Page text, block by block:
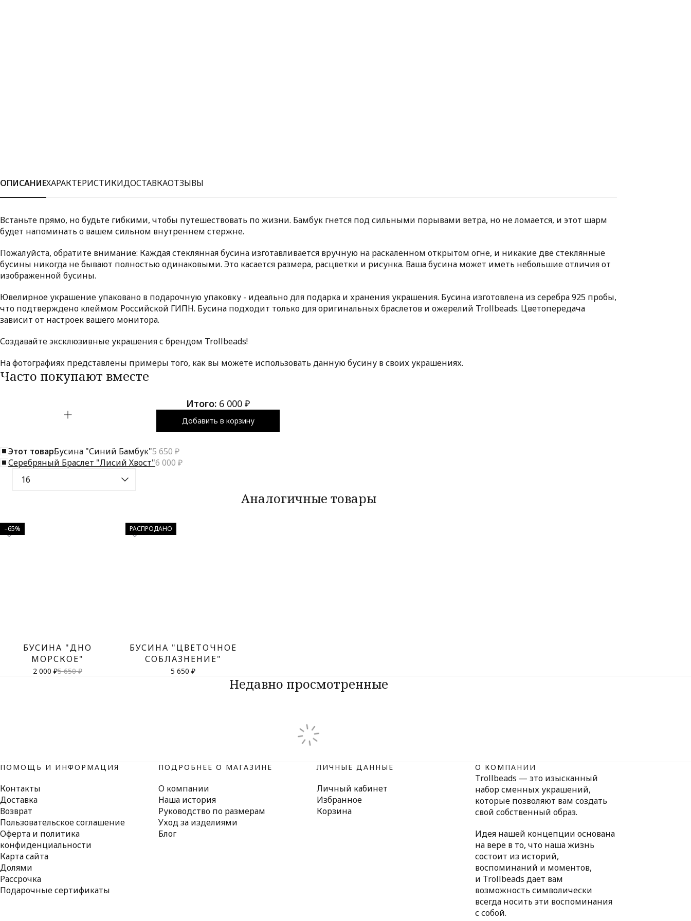
ОПИСАНИЕХАРАКТЕРИСТИКИДОСТАВКАОТЗЫВЫ
Встаньте прямо, но будьте гибкими, чтобы путешествовать по жизни. Бамбук гнется под сильными порывами ветра, но не ломается, и этот шарм
будет напоминать о вашем сильном внутреннем стержне.
Пожалуйста, обратите внимание: Каждая стеклянная бусина изготавливается вручную на раскаленном открытом огне, и никакие две стеклянные
бусины никогда не бывают полностью одинаковыми. Это касается размера, расцветки и рисунка. Ваша бусина может иметь небольшие отличия от
изображенной бусины.
Ювелирное украшение упаковано в подарочную упаковку - идеально для подарка и хранения украшения. Бусина изготовлена из серебра 925 пробы,
что подтверждено клеймом Российской ГИПН. Бусина подходит только для оригинальных браслетов и ожерелий Trollbeads. Цветопередача
зависит от настроек вашего монитора.
Создавайте эксклюзивные украшения с брендом Trollbeads!
На фотографиях представлены примеры того, как вы можете использовать данную бусину в своих украшениях.
Часто покупают вместе
Итого: 6 000 ₽
Добавить в корзину
Этот товар:Бусина "Синий Бамбук"5 650 ₽
Серебряный Браслет "Лисий Хвост"6 000 ₽
Аналогичные товары
–65%
БУСИНА "ДНО
МОРСКОЕ"
2 000 ₽5 650 ₽
РАСПРОДАНО
БУСИНА "ЦВЕТОЧНОЕ
СОБЛАЗНЕНИЕ"
5 650 ₽
Недавно просмотренные
ПОМОЩЬ И ИНФОРМАЦИЯ
Контакты
Доставка
Возврат
Пользовательское соглашение
Оферта и политика
конфиденциальности
Карта сайта
Долями
Рассрочка
Подарочные сертификаты
ПОДРОБНЕЕ О МАГАЗИНЕ
О компании
Наша история
Руководство по размерам
Уход за изделиями
Блог
ЛИЧНЫЕ ДАННЫЕ
Личный кабинет
Избранное
Корзина
О КОМПАНИИ
Trollbeads — это изысканный
набор сменных украшений,
которые позволяют вам создать
свой собственный образ.
Идея нашей концепции основана
на вере в то, что наша жизнь
состоит из историй,
воспоминаний и моментов,
и Trollbeads дает вам
возможность символически
всегда носить эти воспоминания
с собой.